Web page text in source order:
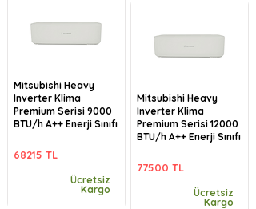
Mitsubishi Heavy
Inverter Klima
Premium Serisi 9000
BTU/h A++ Enerji Sınıfı
68215 TL
Ücretsiz
Kargo
Mitsubishi Heavy
Inverter Klima
Premium Serisi 12000
BTU/h A++ Enerji Sınıfı
77500 TL
Ücretsiz
Kargo